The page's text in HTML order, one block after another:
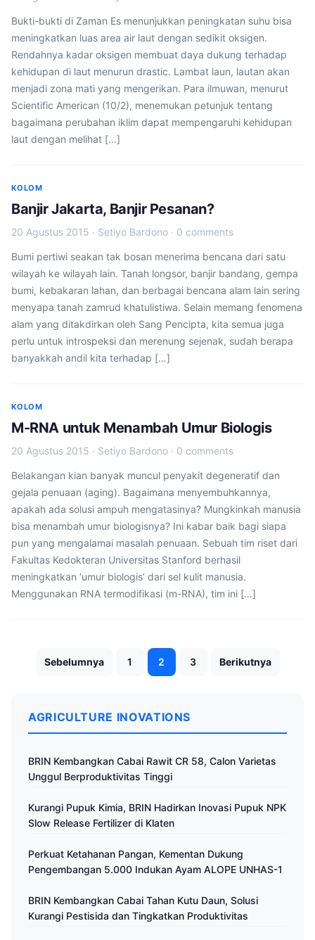
Bukti-bukti di Zaman Es menunjukkan peningkatan suhu bisa
meningkatkan luas area air laut dengan sedikit oksigen.
Rendahnya kadar oksigen membuat daya dukung terhadap
kehidupan di laut menurun drastic. Lambat laun, lautan akan
menjadi zona mati yang mengerikan. Para ilmuwan, menurut
Scientific American (10/2), menemukan petunjuk tentang
bagaimana perubahan iklim dapat mempengaruhi kehidupan
laut dengan melihat […]
KOLOM
Banjir Jakarta, Banjir Pesanan?
20 Agustus 2015 · Setiyo Bardono · 0 comments
Bumi pertiwi seakan tak bosan menerima bencana dari satu
wilayah ke wilayah lain. Tanah longsor, banjir bandang, gempa
bumi, kebakaran lahan, dan berbagai bencana alam lain sering
menyapa tanah zamrud khatulistiwa. Selain memang fenomena
alam yang ditakdirkan oleh Sang Pencipta, kita semua juga
perlu untuk introspeksi dan merenung sejenak, sudah berapa
banyakkah andil kita terhadap […]
KOLOM
M-RNA untuk Menambah Umur Biologis
20 Agustus 2015 · Setiyo Bardono · 0 comments
Belakangan kian banyak muncul penyakit degeneratif dan
gejala penuaan (aging). Bagaimana menyembuhkannya,
apakah ada solusi ampuh mengatasinya? Mungkinkah manusia
bisa menambah umur biologisnya? Ini kabar baik bagi siapa
pun yang mengalamai masalah penuaan. Sebuah tim riset dari
Fakultas Kedokteran Universitas Stanford berhasil
meningkatkan ‘umur biologis’ dari sel kulit manusia.
Menggunakan RNA termodifikasi (m-RNA), tim ini […]
Paginasi
pos
Sebelumnya 1 2 3 Berikutnya
AGRICULTURE INOVATIONS
BRIN Kembangkan Cabai Rawit CR 58, Calon Varietas
Unggul Berproduktivitas Tinggi
Kurangi Pupuk Kimia, BRIN Hadirkan Inovasi Pupuk NPK
Slow Release Fertilizer di Klaten
Perkuat Ketahanan Pangan, Kementan Dukung
Pengembangan 5.000 Indukan Ayam ALOPE UNHAS-1
BRIN Kembangkan Cabai Tahan Kutu Daun, Solusi
Kurangi Pestisida dan Tingkatkan Produktivitas